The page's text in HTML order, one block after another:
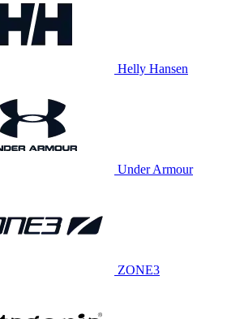
Helly Hansen
Under Armour
ZONE3